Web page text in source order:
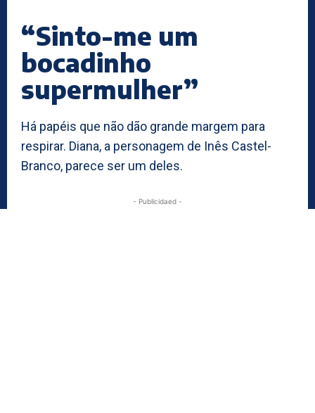
“Sinto-me um
bocadinho
supermulher”
Há papéis que não dão grande margem para
respirar. Diana, a personagem de Inês Castel-
Branco, parece ser um deles.
- Publicidaed -